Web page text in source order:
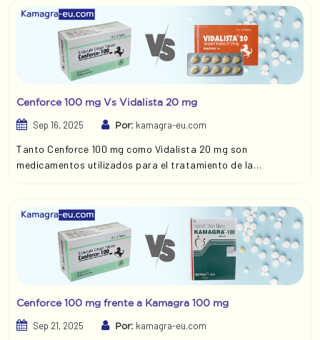
Dapoxetine, tienen propiedades diferentes y se utilizan para
fines distintos.
Cenforce 100 mg Vs Vidalista 20 mg
Sep 16, 2025
Por: kamagra-eu.com
Tanto Cenforce 100 mg como Vidalista 20 mg son
medicamentos utilizados para el tratamiento de la
contiene sildenafilo, el principio activo de Viagra, Vidalista
contiene tadalafilo, el principio activo de Cialis. En esta
comparaciÃ³n, exploraremos ambos medicamentos para
ayudarle a tomar una decisiÃ³n informada.
Cenforce 100 mg frente a Kamagra 100 mg
Sep 21, 2025
Por: kamagra-eu.com